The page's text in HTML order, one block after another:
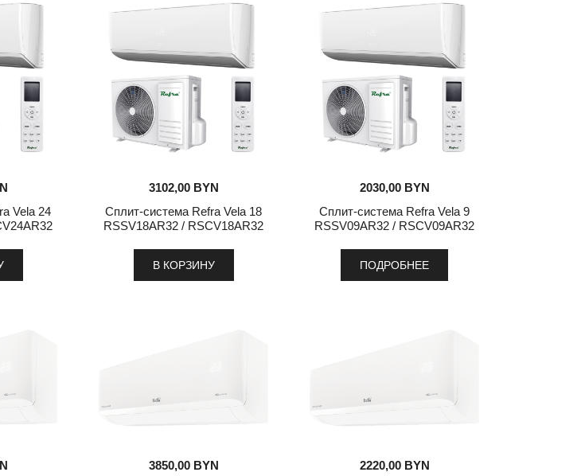
Vela 24
3102,00 BYN
Сплит-система Refra Vela 18
RSSV18AR32 / RSCV18AR32
В КОРЗИНУ
2030,00 BYN
Сплит-система Refra Vela 9
RSSV09AR32 / RSCV09AR32
ПОДРОБНЕЕ
3850,00 BYN
2220,00 BYN